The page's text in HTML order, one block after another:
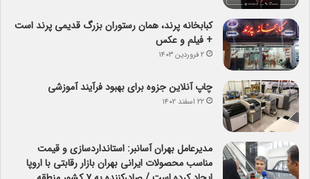
کبابخانه پرند، همان رستوران بزرگ قدیمی پرند است
+ فیلم و عکس
۲ فروردین ۱۴۰۳
چاپ آنلاین جزوه برای بهبود فرآیند آموزشی
۲۲ اسفند ۱۴۰۲
مدیرعامل بهران آسانبر: استانداردسازی و قیمت
مناسب محصولات ایرانی بهران بازار رقابتی با اروپا